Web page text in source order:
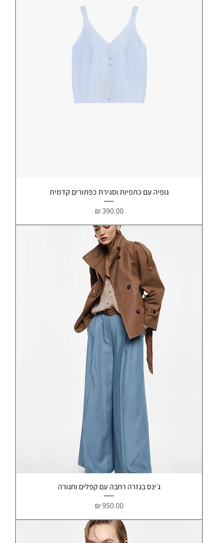
גופיה עם כתפיות וסגירת כפתורים קדמית
מחיר‏390.00 ‏₪
ג׳ינס בגזרה רחבה עם קפלים וחגורה
מחיר‏950.00 ‏₪